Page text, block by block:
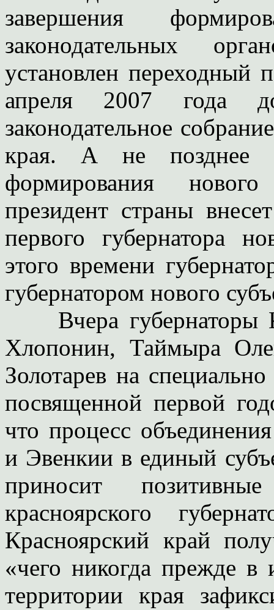
завершения
законодательных
установлен переходный
апреля 2007 года
законодательное
края. А не позднее
формирования нового
президент страны
первого губернатора
этого времени
губернатором нового
Вчера губернаторы
Хлопонин, Таймыра
Золотарев на
посвященной первой
что процесс
и Эвенкии в единый
приносит
красноярского
Красноярский край
«чего никогда прежде
территории края